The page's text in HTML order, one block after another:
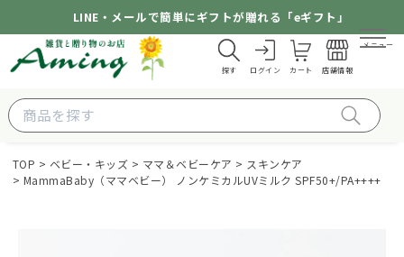
LINE・メールで簡単にギフトが贈れる「eギフト」
探す ログイン カート 店舗情報
メニュー
TOP ベビー・キッズ ママ＆ベビーケア
スキンケア
MammaBaby（ママベビー） ノンケミカルUVミルク SPF50+/PA++++